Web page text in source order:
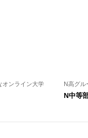
オンライン大学 N高グ
N中等